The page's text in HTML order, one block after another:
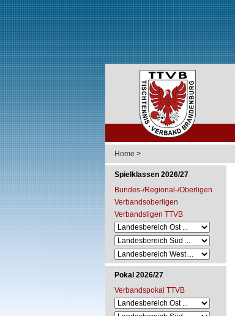
Home >
Spielklassen 2026/27
Bundes-/Regional-/Oberligen
Verbandsoberligen
Verbandsligen TTVB
Pokal 2026/27
Verbandspokal TTVB